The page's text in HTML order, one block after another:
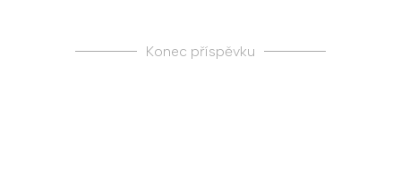
Konec příspěvku